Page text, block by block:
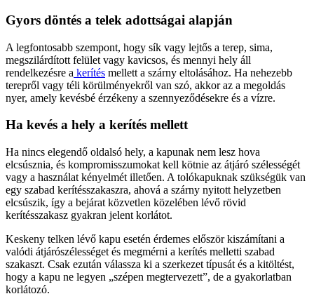
Gyors döntés a telek adottságai alapján
A legfontosabb szempont, hogy sík vagy lejtős a terep, sima,
megszilárdított felület vagy kavicsos, és mennyi hely áll
rendelkezésre a kerítés mellett a szárny eltolásához. Ha nehezebb
terepről vagy téli körülményekről van szó, akkor az a megoldás
nyer, amely kevésbé érzékeny a szennyeződésekre és a vízre.
Ha kevés a hely a kerítés mellett
Ha nincs elegendő oldalsó hely, a kapunak nem lesz hova
elcsúsznia, és kompromisszumokat kell kötnie az átjáró szélességét
vagy a használat kényelmét illetően. A tolókapuknak szükségük van
egy szabad kerítésszakaszra, ahová a szárny nyitott helyzetben
elcsúszik, így a bejárat közvetlen közelében lévő rövid
kerítésszakasz gyakran jelent korlátot.
Keskeny telken lévő kapu esetén érdemes először kiszámítani a
valódi átjárószélességet és megmérni a kerítés melletti szabad
szakaszt. Csak ezután válassza ki a szerkezet típusát és a kitöltést,
hogy a kapu ne legyen „szépen megtervezett”, de a gyakorlatban
korlátozó.